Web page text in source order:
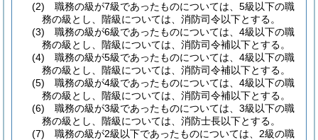
(2)
職務の級が7級であったものについては、5級以下の職
務の級とし、階級については、消防司令以下とする。
(3)
職務の級が6級であったものについては、4級以下の職
務の級とし、階級については、消防司令補以下とする。
(4)
職務の級が5級であったものについては、4級以下の職
務の級とし、階級については、消防司令補以下とする。
(5)
職務の級が4級であったものについては、4級以下の職
務の級とし、階級については、消防司令補以下とする。
(6)
職務の級が3級であったものについては、3級以下の職
務の級とし、階級については、消防士長以下とする。
(7)
職務の級が2級以下であったものについては、2級の職